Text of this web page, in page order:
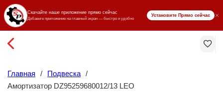
₸ KZT
Главная / Подвеска /
Амортизатор DZ95259680012/13 LEO